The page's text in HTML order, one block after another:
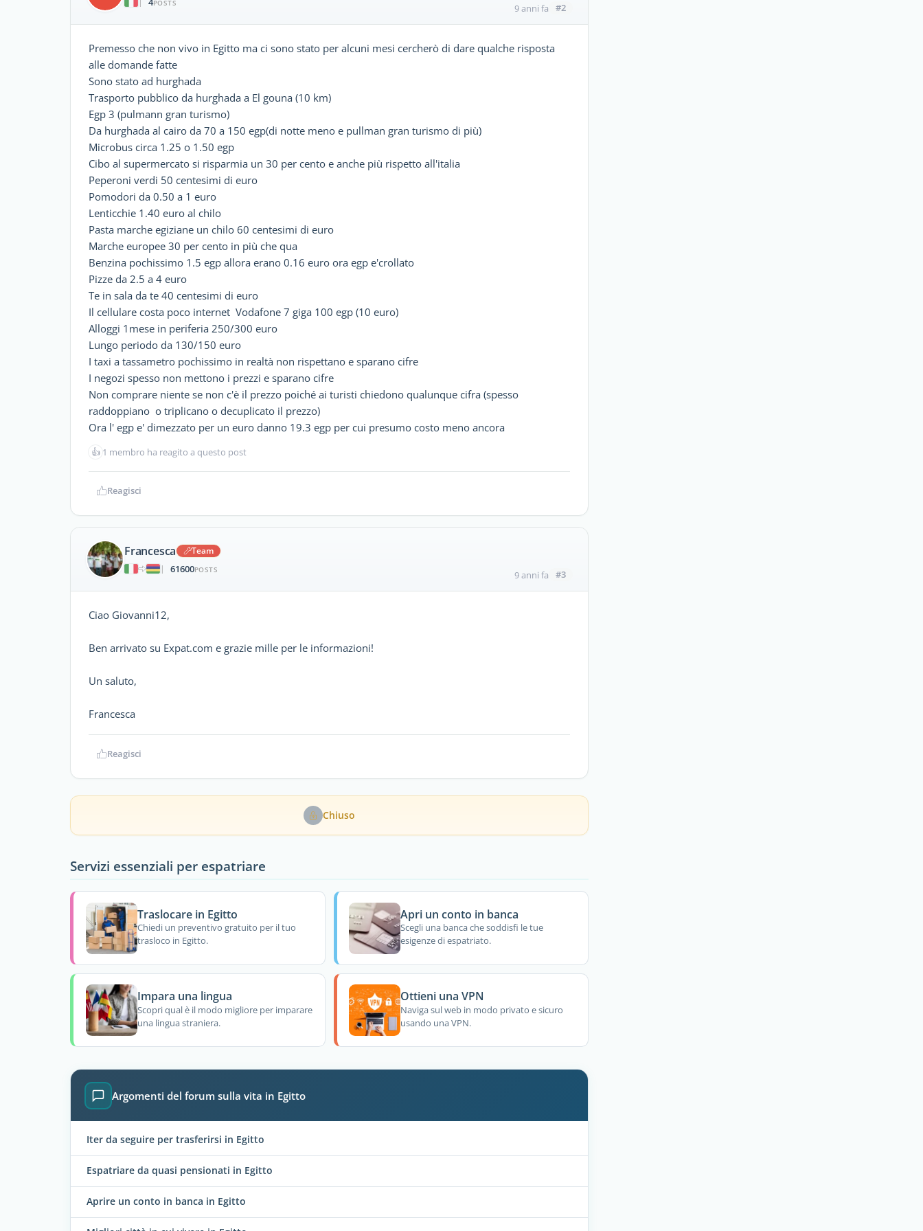
POSTS 9 anni fa #2
Premesso che non vivo in Egitto ma ci sono stato per alcuni mesi cercherò di dare qualche risposta
alle domande fatte
Sono stato ad hurghada
Trasporto pubblico da hurghada a El gouna (10 km)
Egp 3 (pulmann gran turismo)
Da hurghada al cairo da 70 a 150 egp(di notte meno e pullman gran turismo di più)
Microbus circa 1.25 o 1.50 egp
Cibo al supermercato si risparmia un 30 per cento e anche più rispetto all'italia
Peperoni verdi 50 centesimi di euro
Pomodori da 0.50 a 1 euro
Lenticchie 1.40 euro al chilo
Pasta marche egiziane un chilo 60 centesimi di euro
Marche europee 30 per cento in più che qua
Benzina pochissimo 1.5 egp allora erano 0.16 euro ora egp e'crollato
Pizze da 2.5 a 4 euro
Te in sala da te 40 centesimi di euro
Il cellulare costa poco internet Vodafone 7 giga 100 egp (10 euro)
Alloggi 1mese in periferia 250/300 euro
Lungo periodo da 130/150 euro
I taxi a tassametro pochissimo in realtà non rispettano e sparano cifre
I negozi spesso non mettono i prezzi e sparano cifre
Non comprare niente se non c'è il prezzo poiché ai turisti chiedono qualunque cifra (spesso
raddoppiano o triplicano o decuplicato il prezzo)
Ora l' egp e' dimezzato per un euro danno 19.3 egp per cui presumo costo meno ancora
👍 1 membro ha reagito a questo post
Reagisci
Francesca
Team
|
61600POSTS 9 anni fa #3
Ciao Giovanni12,
Ben arrivato su Expat.com e grazie mille per le informazioni!
Un saluto,
Francesca
Reagisci
Chiuso
Servizi essenziali per espatriare
Traslocare in Egitto
Chiedi un preventivo gratuito per il tuo
trasloco in Egitto.
Apri un conto in banca
Scegli una banca che soddisfi le tue
esigenze di espatriato.
Impara una lingua
Scopri qual è il modo migliore per imparare
una lingua straniera.
Ottieni una VPN
Naviga sul web in modo privato e sicuro
usando una VPN.
Argomenti del forum sulla vita in Egitto
Iter da seguire per trasferirsi in Egitto
Espatriare da quasi pensionati in Egitto
Aprire un conto in banca in Egitto